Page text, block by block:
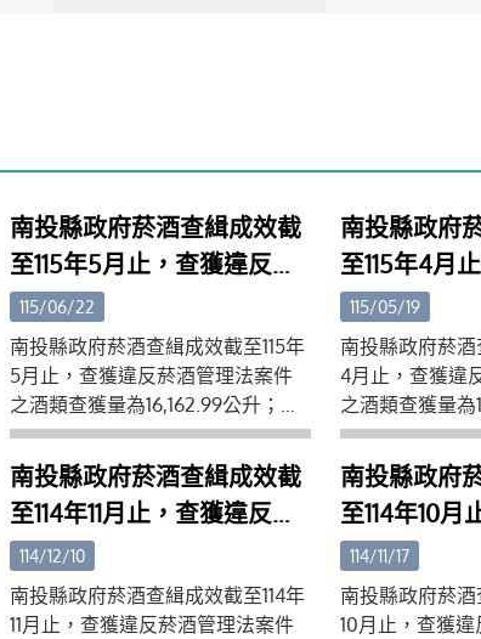
南投縣政府菸酒查緝成效截
至115年5月止，查獲違反菸
酒管理法案件之酒類查獲量
為16,162.99公升；菸類查獲
量為19,612包。
115/06/22
南投縣政府菸酒查緝成效截至115年
5月止，查獲違反菸酒管理法案件
之酒類查獲量為16,162.99公升；菸
類查獲量為19,612包。縣府呼籲菸
酒業者勿販售來歷不明、價格明顯
不合理之菸酒品，以免觸法，也請
民眾如發現產製、販賣私劣違法菸
酒品情形請勇於舉發，本府提供檢
舉專線電話049-2243741。
南投縣政府
至115年4月
酒管理法案
為16,161.89
量為14,412
115/05/19
南投縣政府菸酒
4月止，查獲違
之酒類查獲量為
類查獲量為
酒業者勿販售
不合理之菸酒
民眾如發現產
酒品情形請勇於
舉專線電話049-
南投縣政府菸酒查緝成效截
至114年11月止，查獲違反菸
酒管理法案件之酒類查獲量
為155,486.99公升；菸類查
獲量為474,886包。
114/12/10
南投縣政府菸酒查緝成效截至114年
11月止，查獲違反菸酒管理法案件
南投縣政府
至114年10月
酒管理法案
為
獲量為
114/11/17
南投縣政府菸酒
10月止，查獲